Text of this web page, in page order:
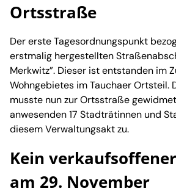
Ortsstraße
Der erste Tagesordnungspunkt
erstmalig hergestellten
Merkwitz”. Dieser ist entstanden im
Wohngebietes im Tauchaer Ortsteil.
musste nun zur Ortsstraße
anwesenden 17 Stadträtinnen und
diesem Verwaltungsakt zu.
Kein
am 29. November